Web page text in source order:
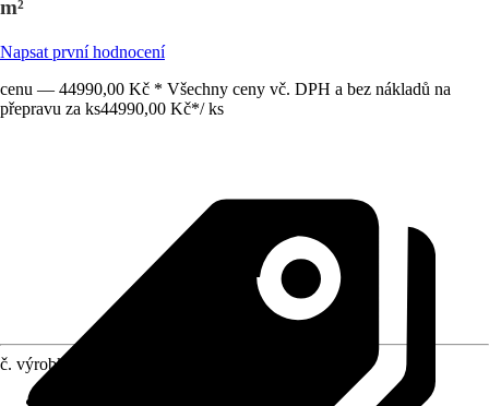
m²
Napsat první hodnocení
cenu — 44990,00 Kč * Všechny ceny vč. DPH a bez nákladů na
přepravu za ks44990,00 Kč*/ ks
č. výrobku